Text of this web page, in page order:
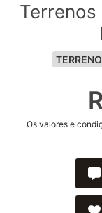
Terrenos
Os valores e